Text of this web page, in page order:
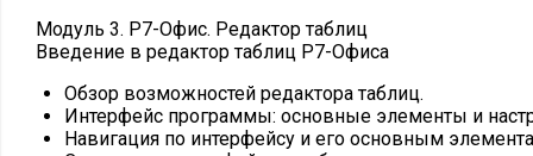
Модуль 3. Р7-Офис. Редактор таблиц
Введение в редактор таблиц Р7-Офиса
Обзор возможностей редактора таблиц.
Интерфейс программы: основные элементы и
Навигация по интерфейсу и его основным